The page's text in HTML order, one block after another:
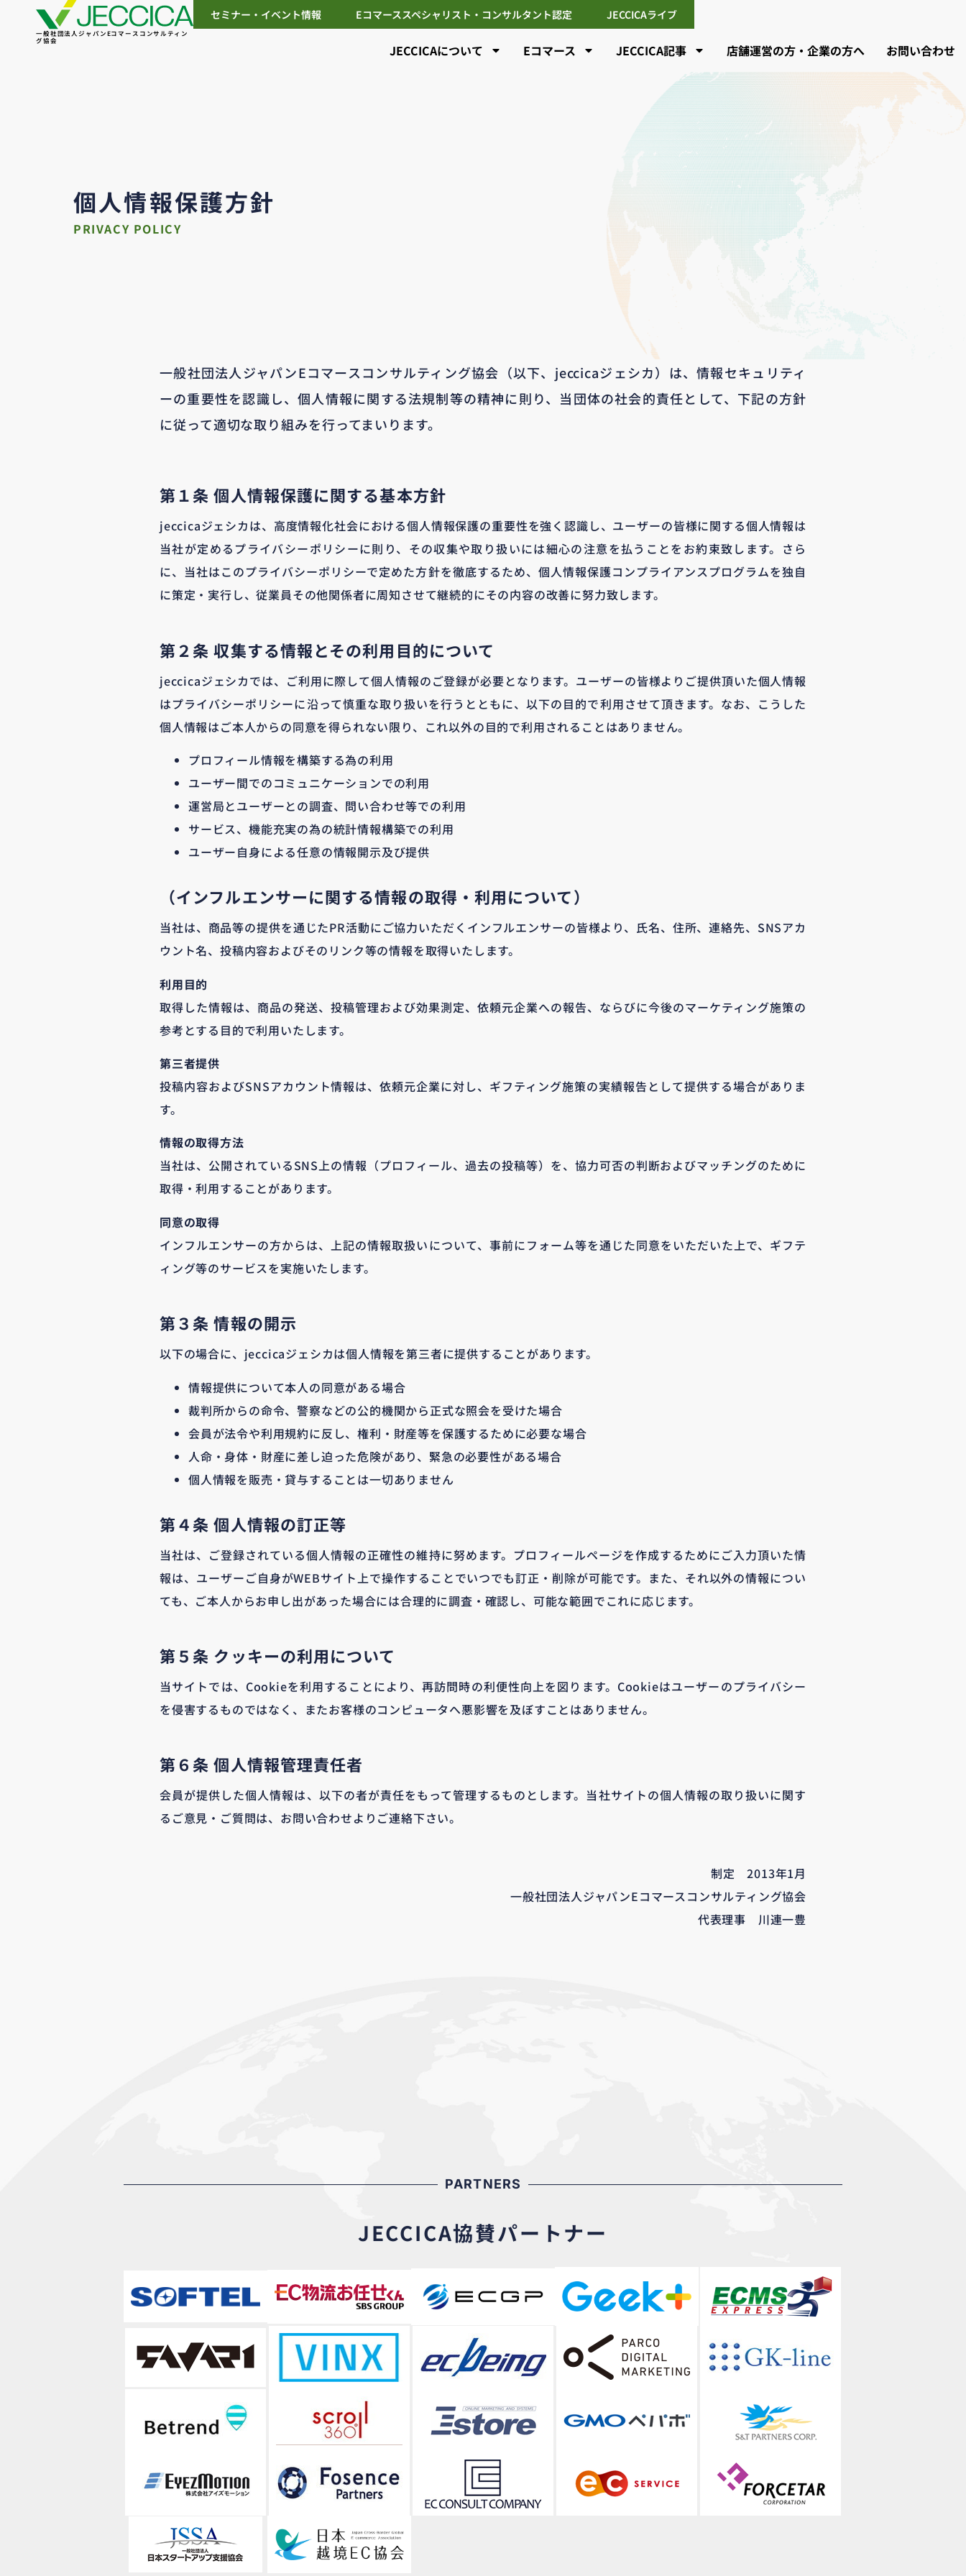
一般社団法人ジャパンEコマースコンサルティン
グ協会
セミナー・イベント情報 Eコマーススペシャリスト・コンサルタント認定 JECCICAライブ
JECCICAについて Eコマース JECCICA記事 店舗運営の方・企業の方へ お問い合わせ
個人情報保護方針
PRIVACY POLICY
一般社団法人ジャパンEコマースコンサルティング協会（以下、jeccicaジェシカ）は、情報セキュリティ
ーの重要性を認識し、個人情報に関する法規制等の精神に則り、当団体の社会的責任として、下記の方針
に従って適切な取り組みを行ってまいります。
第１条 個人情報保護に関する基本方針
jeccicaジェシカは、高度情報化社会における個人情報保護の重要性を強く認識し、ユーザーの皆様に関する個人情報は
当社が定めるプライバシーポリシーに則り、その収集や取り扱いには細心の注意を払うことをお約束致します。さら
に、当社はこのプライバシーポリシーで定めた方針を徹底するため、個人情報保護コンプライアンスプログラムを独自
に策定・実行し、従業員その他関係者に周知させて継続的にその内容の改善に努力致します。
第２条 収集する情報とその利用目的について
jeccicaジェシカでは、ご利用に際して個人情報のご登録が必要となります。ユーザーの皆様よりご提供頂いた個人情報
はプライバシーポリシーに沿って慎重な取り扱いを行うとともに、以下の目的で利用させて頂きます。なお、こうした
個人情報はご本人からの同意を得られない限り、これ以外の目的で利用されることはありません。
プロフィール情報を構築する為の利用
ユーザー間でのコミュニケーションでの利用
運営局とユーザーとの調査、問い合わせ等での利用
サービス、機能充実の為の統計情報構築での利用
ユーザー自身による任意の情報開示及び提供
（インフルエンサーに関する情報の取得・利用について）
当社は、商品等の提供を通じたPR活動にご協力いただくインフルエンサーの皆様より、氏名、住所、連絡先、SNSアカ
ウント名、投稿内容およびそのリンク等の情報を取得いたします。
利用目的
取得した情報は、商品の発送、投稿管理および効果測定、依頼元企業への報告、ならびに今後のマーケティング施策の
参考とする目的で利用いたします。
第三者提供
投稿内容およびSNSアカウント情報は、依頼元企業に対し、ギフティング施策の実績報告として提供する場合がありま
す。
情報の取得方法
当社は、公開されているSNS上の情報（プロフィール、過去の投稿等）を、協力可否の判断およびマッチングのために
取得・利用することがあります。
同意の取得
インフルエンサーの方からは、上記の情報取扱いについて、事前にフォーム等を通じた同意をいただいた上で、ギフテ
ィング等のサービスを実施いたします。
第３条 情報の開示
以下の場合に、jeccicaジェシカは個人情報を第三者に提供することがあります。
情報提供について本人の同意がある場合
裁判所からの命令、警察などの公的機関から正式な照会を受けた場合
会員が法令や利用規約に反し、権利・財産等を保護するために必要な場合
人命・身体・財産に差し迫った危険があり、緊急の必要性がある場合
個人情報を販売・貸与することは一切ありません
第４条 個人情報の訂正等
当社は、ご登録されている個人情報の正確性の維持に努めます。プロフィールページを作成するためにご入力頂いた情
報は、ユーザーご自身がWEBサイト上で操作することでいつでも訂正・削除が可能です。また、それ以外の情報につい
ても、ご本人からお申し出があった場合には合理的に調査・確認し、可能な範囲でこれに応じます。
第５条 クッキーの利用について
当サイトでは、Cookieを利用することにより、再訪問時の利便性向上を図ります。Cookieはユーザーのプライバシー
を侵害するものではなく、またお客様のコンピュータへ悪影響を及ぼすことはありません。
第６条 個人情報管理責任者
会員が提供した個人情報は、以下の者が責任をもって管理するものとします。当社サイトの個人情報の取り扱いに関す
るご意見・ご質問は、お問い合わせよりご連絡下さい。
制定 2013年1月
一般社団法人ジャパンEコマースコンサルティング協会
代表理事 川連一豊
PARTNERS
JECCICA協賛パートナー